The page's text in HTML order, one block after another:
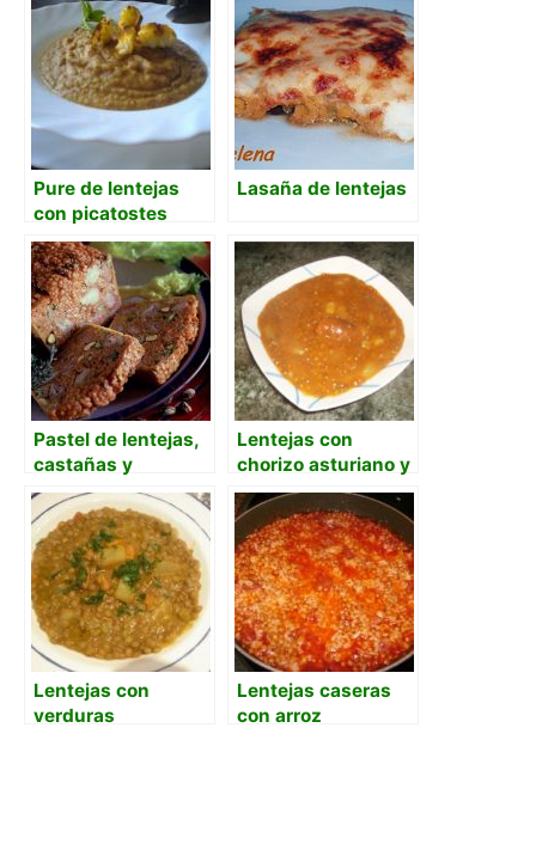
mango
caramelizado
Pure de lentejas
con picatostes
Lasaña de lentejas
Pastel de lentejas,
castañas y
pistachos
Lentejas con
chorizo asturiano y
sofrito de tomate
Lentejas con
verduras
Lentejas caseras
con arroz